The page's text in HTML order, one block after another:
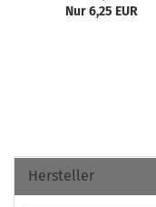
Nur 6,25 EUR
Hersteller